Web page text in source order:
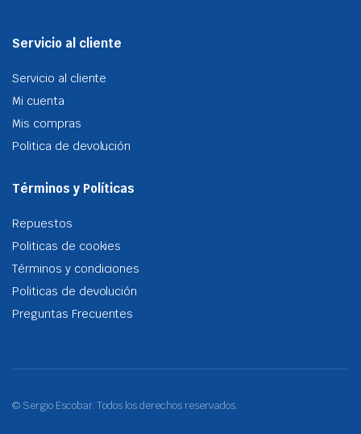
Servicio al cliente
Servicio al cliente
Mi cuenta
Mis compras
Politica de devolución
Términos y Políticas
Repuestos
Politicas de cookies
Términos y condiciones
Politicas de devolución
Preguntas Frecuentes
© Sergio Escobar. Todos los derechos reservados.